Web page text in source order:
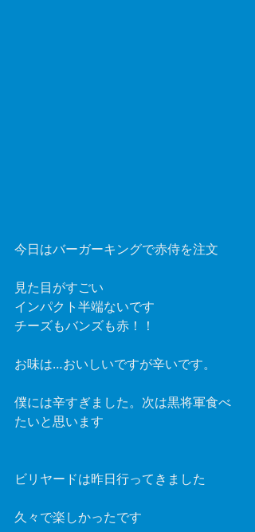
今日はバーガーキングで赤侍を注文
見た目がすごい
インパクト半端ないです
チーズもバンズも赤！！
お味は…おいしいですが辛いです。
僕には辛すぎました。次は黒将軍食べ
たいと思います
ビリヤードは昨日行ってきました
久々で楽しかったです